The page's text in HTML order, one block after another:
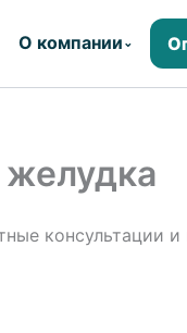
О компании ⌄
консультации и